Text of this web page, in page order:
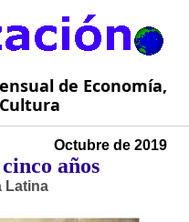
de Economía,
Octubre de 2019
años
Latina